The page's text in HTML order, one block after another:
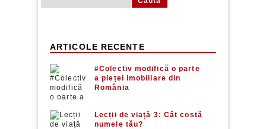
ARTICOLE RECENTE
#Colectiv modifică o parte
a pieței imobiliare din
România
Lecții de viață 3: Cât costă
numele tău?